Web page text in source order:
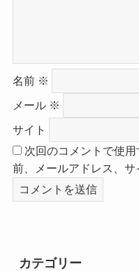
名前 ※
メール ※
サイト
次回のコメントで使
前、メールアドレス、サ
カテゴリー